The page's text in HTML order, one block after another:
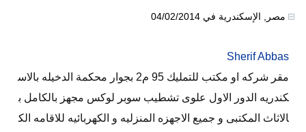
مصر الإسكندرية في 04/02/2014
Sherif Abbas
مقر شركه او مكتب للتمليك 95 م2 بجوار محكمة الدخيله بالاس
كندريه الدور الاول علوى تشطيب سوبر لوكس مجهز بالكامل ب
الاثاث المكتبى و جميع الاجهزه المنزليه و الكهربائيه للاقامه الك